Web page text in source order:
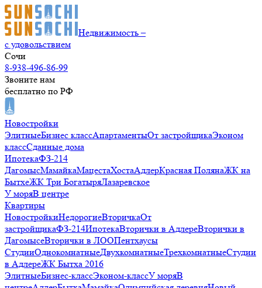
Недвижимость –
с удовольствием
Сочи
8-938-496-86-99
Звоните нам
бесплатно по РФ
Новостройки
ЭлитныеБизнес классАпартаментыОт застройщикаЭконом
классСданные дома
ИпотекаФЗ-214
ДагомысМамайкаМацестаХостаАдлерКрасная ПолянаЖК на
БытхеЖК Три БогатыряЛазаревское
У моряВ центре
Квартиры
НовостройкиНедорогиеВторичкаОт
застройщикаФЗ-214ИпотекаВторички в АдлереВторички в
ДагомысеВторички в ЛООПентхаусы
СтудииОднокомнатныеДвухкомнатныеТрехкомнатныеСтудии
в АдлереЖК Бытха 2016
ЭлитныеБизнес-классЭконом-классУ моряВ